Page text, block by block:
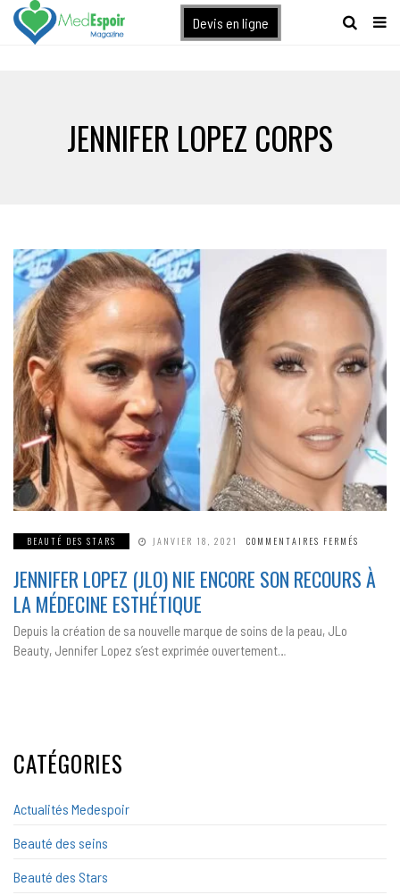
[maxbutton name="devis express"]
Devis en ligne
JENNIFER LOPEZ CORPS
BEAUTÉ DES STARS JANVIER 18, 2021 COMMENTAIRES FERMÉS
(JLO)
NIE
JENNIFER LOPEZ (JLO) NIE ENCORE SON RECOURS À
LA MÉDECINE ESTHÉTIQUE
Depuis la création de sa nouvelle marque de soins de la peau, JLo
Beauty, Jennifer Lopez s’est exprimée ouvertement…
CATÉGORIES
Actualités Medespoir
Beauté des seins
Beauté des Stars